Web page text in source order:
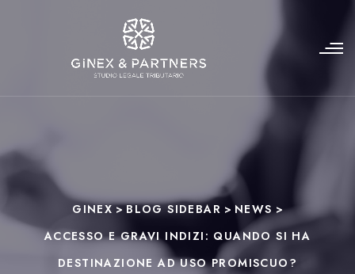
GINEX>BLOG SIDEBAR > NEWS >
ACCESSO E GRAVI INDIZI: QUANDO SI HA
DESTINAZIONE AD USO PROMISCUO?